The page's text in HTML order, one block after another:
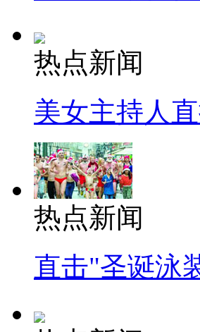
热点新闻
美女主持人
热点新闻
直击"圣诞泳